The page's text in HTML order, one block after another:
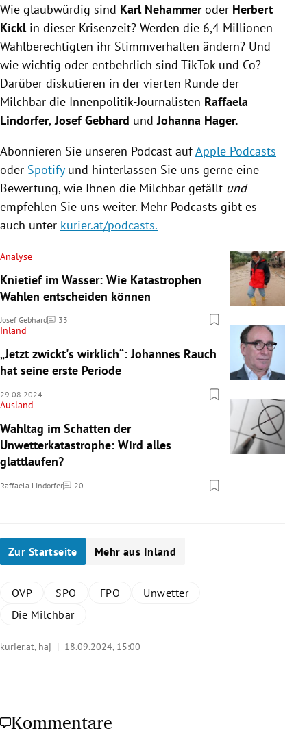
Wie glaubwürdig sind Karl Nehammeroder Herbert
Kicklin dieser Krisenzeit? Werden die 6,4 Millionen
Wahlberechtigten ihr Stimmverhalten ändern? Und
wie wichtig oder entbehrlich sind TikTok und Co?
Darüber diskutieren in der vierten Runde der
Milchbar die Innenpolitik-Journalisten Raffaela
Lindorfer, Josef Gebhard und Johanna Hager.
Abonnieren Sie unseren Podcast aufApple Podcasts
oder Spotifyund hinterlassen Sie uns gerne eine
Bewertung, wie Ihnen die Milchbar gefällt und
empfehlen Sie uns weiter. Mehr Podcasts gibt es
auch unter kurier.at/podcasts.
Analyse
Knietief im Wasser: Wie Katastrophen
Wahlen entscheiden können
Josef Gebhard 33
Kommentare
Inland
„Jetzt zwickt's wirklich“: Johannes Rauch
hat seine erste Periode
29.08.2024
Ausland
Wahltag im Schatten der
Unwetterkatastrophe: Wird alles
glattlaufen?
Raffaela Lindorfer 20
Kommentare
Zur Startseite Mehr aus Inland
ÖVP SPÖ FPÖ
Unwetter
Die Milchbar
kurier.at, haj | 18.09.2024, 15:00
Kommentare